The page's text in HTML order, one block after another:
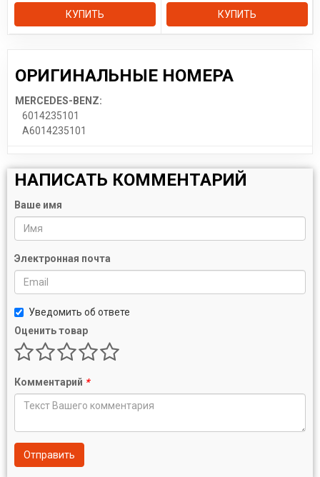
КУПИТЬ КУПИТЬ
ОРИГИНАЛЬНЫЕ НОМЕРА
MERCEDES-BENZ:
6014235101
A6014235101
НАПИСАТЬ КОММЕНТАРИЙ
Ваше имя
Электронная почта
Уведомить об ответе
Оценить товар
Комментарий *
Отправить